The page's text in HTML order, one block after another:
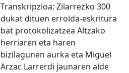
Transkripzioa: Zilarrezko 300
dukat dituen errolda-eskritura
bat protokolizatzea Altzako
herriaren eta haren
bizilagunen aurka eta Miguel
Arzac Larrerdi jaunaren alde